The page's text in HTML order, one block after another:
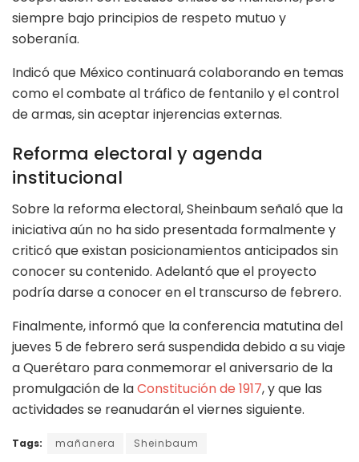
siempre bajo principios de respeto mutuo y
soberanía.
Indicó que México continuará colaborando en temas
como el combate al tráfico de fentanilo y el control
de armas, sin aceptar injerencias externas.
Reforma electoral y agenda
institucional
Sobre la reforma electoral, Sheinbaum señaló que la
iniciativa aún no ha sido presentada formalmente y
criticó que existan posicionamientos anticipados sin
conocer su contenido. Adelantó que el proyecto
podría darse a conocer en el transcurso de febrero.
Finalmente, informó que la conferencia matutina del
jueves 5 de febrero será suspendida debido a su viaje
a Querétaro para conmemorar el aniversario de la
promulgación de laConstitución de 1917, y que las
actividades se reanudarán el viernes siguiente.
Tags: mañanera Sheinbaum